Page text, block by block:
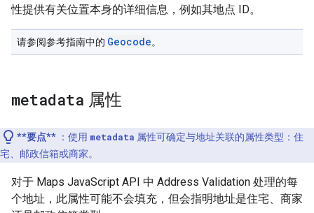
性提供有关位置本身的详细信息，例如其地点 ID。
请参阅参考指南中的 Geocode。
metadata 属性
**要点** ：使用 metadata 属性可确定与地址关联的属性类型：住
宅、邮政信箱或商家。
对于 Maps JavaScript API 中 Address Validation 处理的每
个地址，此属性可能不会填充，但会指明地址是住宅、商家